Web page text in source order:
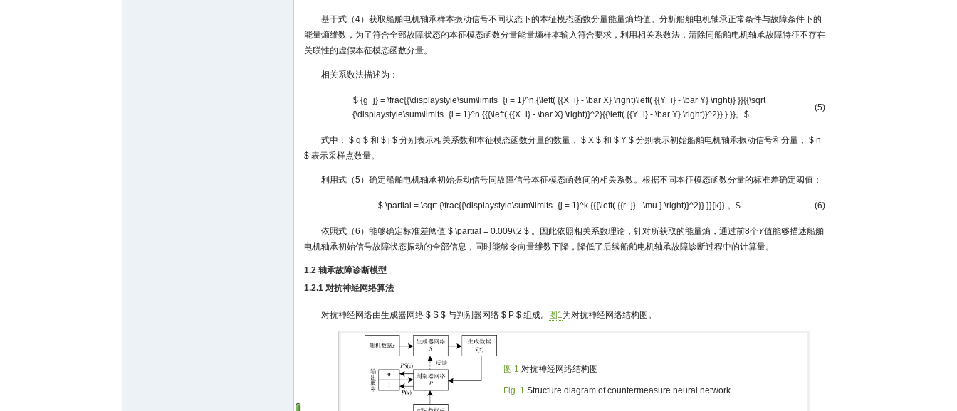
基于式（4）获取船舶电机轴承样本振动信号不同状态下的本征模态函数分量能量熵均值。分析船舶电机轴承正常条件与故障条件下的
能量熵维数，为了符合全部故障状态的本征模态函数分量能量熵样本输入符合要求，利用相关系数法，清除同船舶电机轴承故障特征不存在
关联性的虚假本征模态函数分量。
相关系数法描述为：
$ {g_j} = \frac{{\displaystyle\sum\limits_{i = 1}^n {\left( {{X_i} - \bar X} \right)\left( {{Y_i} - \bar Y} \right)} }}{{\sqrt
{\displaystyle\sum\limits_{i = 1}^n {{{\left( {{X_i} - \bar X} \right)}^2}{{\left( {{Y_i} - \bar Y} \right)}^2}} } }}。$
(5)
式中： $ g $ 和 $ j $ 分别表示相关系数和本征模态函数分量的数量， $ X $ 和 $ Y $ 分别表示初始船舶电机轴承振动信号和分量， $ n
$ 表示采样点数量。
利用式（5）确定船舶电机轴承初始振动信号同故障信号本征模态函数间的相关系数。根据不同本征模态函数分量的标准差确定阈值：
$ \partial = \sqrt {\frac{{\displaystyle\sum\limits_{j = 1}^k {{{\left( {{r_j} - \mu } \right)}^2}} }}{k}} 。$ (6)
依照式（6）能够确定标准差阈值 $ \partial = 0.009\;2 $ 。因此依照相关系数理论，针对所获取的能量熵，通过前8个Y值能够描述船舶
电机轴承初始信号故障状态振动的全部信息，同时能够令向量维数下降，降低了后续船舶电机轴承故障诊断过程中的计算量。
1.2 轴承故障诊断模型
1.2.1 对抗神经网络算法
对抗神经网络由生成器网络 $ S $ 与判别器网络 $ P $ 组成。 图1为对抗神经网络结构图。
图 1 对抗神经网络结构图
Fig. 1 Structure diagram of countermeasure neural network